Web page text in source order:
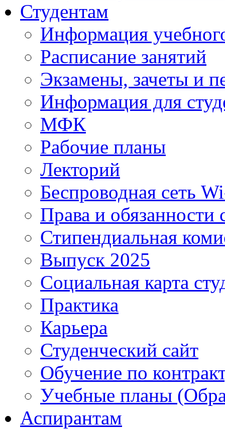
Студентам
Информация
Расписание занятий
Экзамены, зачеты и
Информация для
МФК
Рабочие планы
Лекторий
Беспроводная сеть
Права и обязанности
Стипендиальная
Выпуск 2025
Социальная карта
Практика
Карьера
Студенческий сайт
Обучение по
Учебные планы
Аспирантам